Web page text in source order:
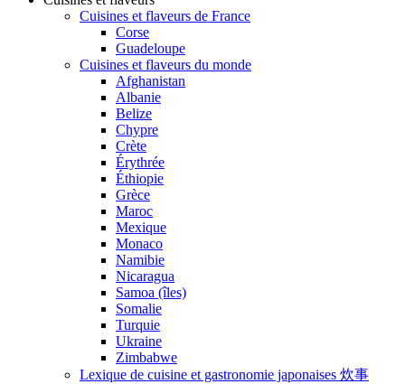
Cuisines et flaveurs de France
Corse
Guadeloupe
Cuisines et flaveurs du monde
Afghanistan
Albanie
Belize
Chypre
Crète
Érythrée
Éthiopie
Grèce
Maroc
Mexique
Monaco
Namibie
Nicaragua
Samoa (îles)
Somalie
Turquie
Ukraine
Zimbabwe
Lexique de cuisine et gastronomie japonaises 炊事